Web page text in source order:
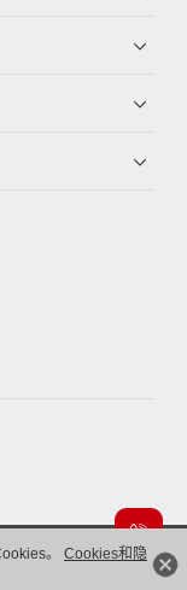
。 Cookies和隐
利。粤A2-20044005号